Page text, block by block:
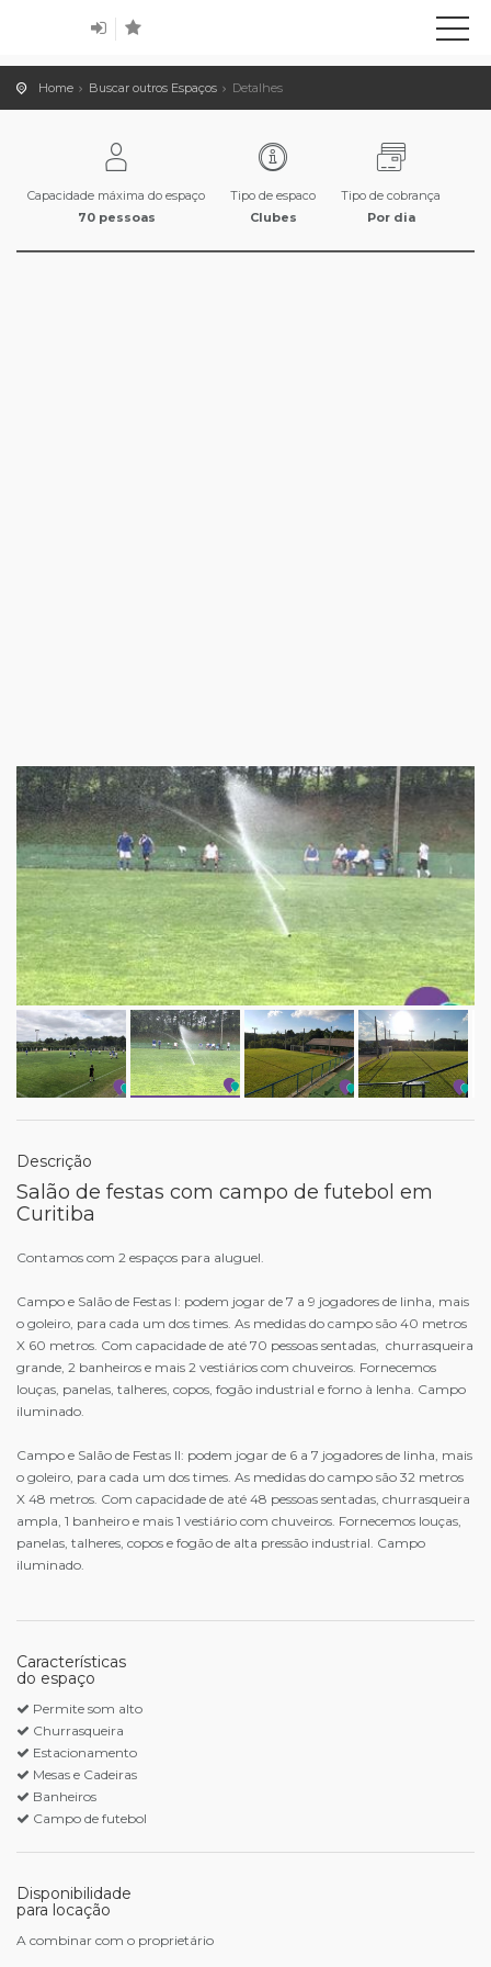
Home Buscar outros Espaços Detalhes
Capacidade máxima do espaço
70 pessoas
Tipo de espaco
Clubes
Tipo de cobrança
Por dia
Descrição
Salão de festas com campo de futebol em
Curitiba
Contamos com 2 espaços para aluguel.
Campo e Salão de Festas I: podem jogar de 7 a 9 jogadores de linha, mais
o goleiro, para cada um dos times. As medidas do campo são 40 metros
X 60 metros. Com capacidade de até 70 pessoas sentadas, churrasqueira
grande, 2 banheiros e mais 2 vestiários com chuveiros. Fornecemos
louças, panelas, talheres, copos, fogão industrial e forno à lenha. Campo
iluminado.
Campo e Salão de Festas II: podem jogar de 6 a 7 jogadores de linha, mais
o goleiro, para cada um dos times. As medidas do campo são 32 metros
X 48 metros. Com capacidade de até 48 pessoas sentadas, churrasqueira
ampla, 1 banheiro e mais 1 vestiário com chuveiros. Fornecemos louças,
panelas, talheres, copos e fogão de alta pressão industrial. Campo
iluminado.
Características
do espaço
Permite som alto
Churrasqueira
Estacionamento
Mesas e Cadeiras
Banheiros
Campo de futebol
Disponibilidade
para locação
A combinar com o proprietário